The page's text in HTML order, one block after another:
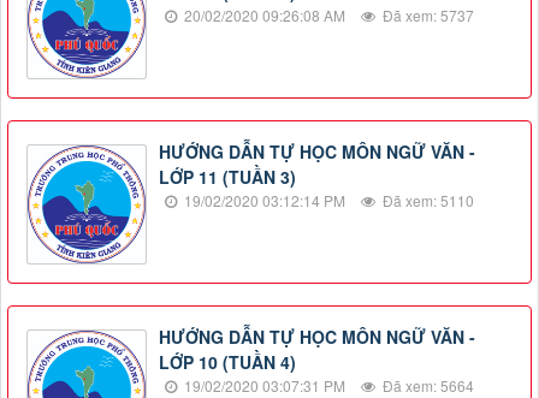
20/02/2020 09:26:08 AM Đã xem: 5737
HƯỚNG DẪN TỰ HỌC MÔN NGỮ VĂN -
LỚP 11 (TUẦN 3)
19/02/2020 03:12:14 PM Đã xem: 5110
HƯỚNG DẪN TỰ HỌC MÔN NGỮ VĂN -
LỚP 10 (TUẦN 4)
19/02/2020 03:07:31 PM Đã xem: 5664